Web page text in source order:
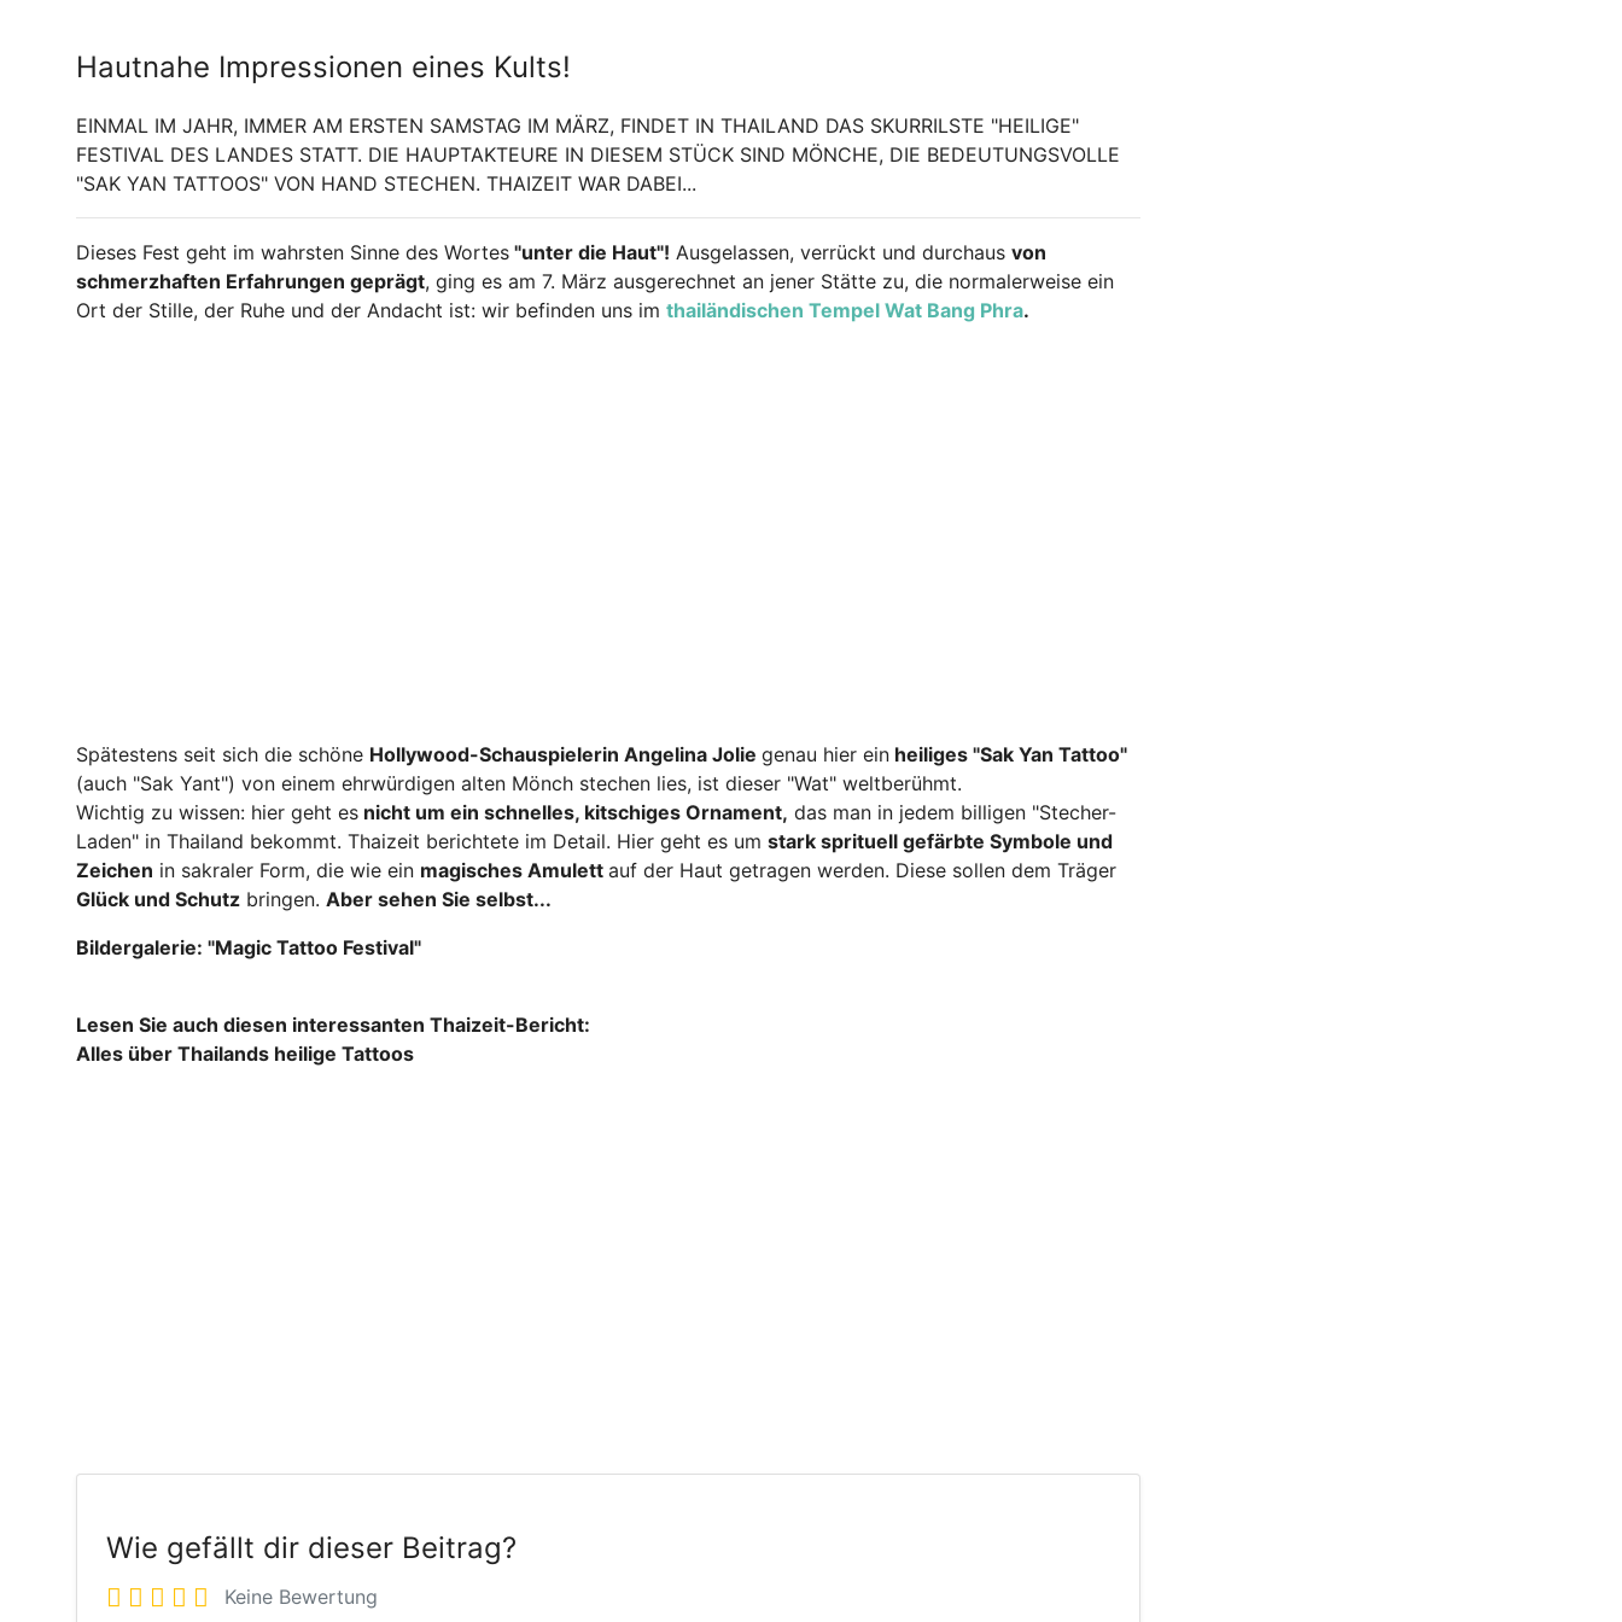
Hautnahe Impressionen eines Kults!
EINMAL IM JAHR, IMMER AM ERSTEN SAMSTAG IM MÄRZ, FINDET IN THAILAND DAS SKURRILSTE "HEILIGE"
FESTIVAL DES LANDES STATT. DIE HAUPTAKTEURE IN DIESEM STÜCK SIND MÖNCHE, DIE BEDEUTUNGSVOLLE
"SAK YAN TATTOOS" VON HAND STECHEN. THAIZEIT WAR DABEI...
Dieses Fest geht im wahrsten Sinne des Wortes "unter die Haut"! Ausgelassen, verrückt und durchaus von
schmerzhaften Erfahrungen geprägt, ging es am 7. März ausgerechnet an jener Stätte zu, die normalerweise ein
Ort der Stille, der Ruhe und der Andacht ist: wir befinden uns im thailändischen Tempel Wat Bang Phra.
Spätestens seit sich die schöne Hollywood-Schauspielerin Angelina Jolie genau hier ein heiliges "Sak Yan Tattoo"
(auch "Sak Yant") von einem ehrwürdigen alten Mönch stechen lies, ist dieser "Wat" weltberühmt.
Wichtig zu wissen: hier geht es nicht um ein schnelles, kitschiges Ornament, das man in jedem billigen "Stecher-
Laden" in Thailand bekommt. Thaizeit berichtete im Detail. Hier geht es um stark sprituell gefärbte Symbole und
Zeichen in sakraler Form, die wie ein magisches Amulett auf der Haut getragen werden. Diese sollen dem Träger
Glück und Schutz bringen. Aber sehen Sie selbst...
Bildergalerie: "Magic Tattoo Festival"
Lesen Sie auch diesen interessanten Thaizeit-Bericht:
Alles über Thailands heilige Tattoos
Wie gefällt dir dieser Beitrag?
Keine Bewertung